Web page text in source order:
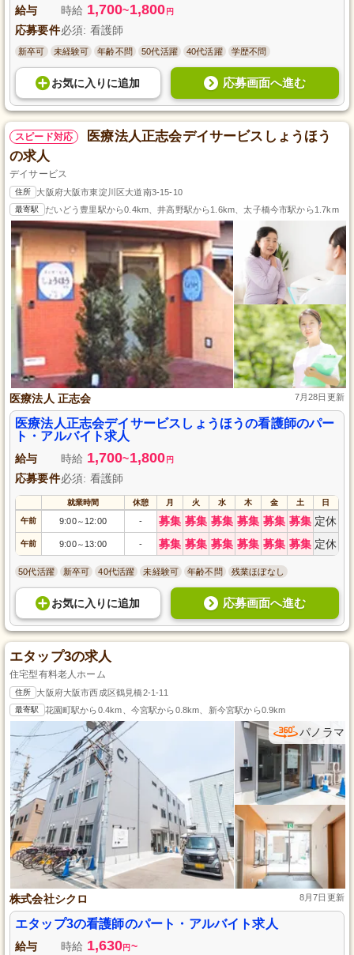
給与 時給 1,700~1,800 円
応募要件必須: 看護師
新卒可 未経験可 年齢不問 50代活躍 40代活躍 学歴不問
お気に入り に追加 応募画面へ進む
スピード対応
医療法人正志会デイサービスしょうほう
の求人
デイサービス
住所 大阪府大阪市東淀川区大道南3-15-10
最寄駅 だいどう豊里駅から0.4km、井高野駅から1.6km、太子橋今市駅から1.7km
医療法人 正志会 7月28日更新
医療法人正志会デイサービスしょうほうの看護師のパー
ト・アルバイト求人
給与 時給 1,700~1,800 円
応募要件必須: 看護師
就業時間 休憩 月 火 水 木 金 土 日
午前 9:00～ 12:00 - 募集 募集 募集 募集 募集 募集 定休
午前 9:00～ 13:00 - 募集 募集 募集 募集 募集 募集 定休
50代活躍 新卒可 40代活躍 未経験可 年齢不問 残業ほぼなし
お気に入り に追加 応募画面へ進む
エタップ3の求人
住宅型有料老人ホーム
住所 大阪府大阪市西成区鶴見橋2-1-11
最寄駅 花園町駅から0.4km、今宮駅から0.8km、新今宮駅から0.9km
パノラマ
株式会社シクロ 8月7日更新
エタップ3の看護師のパート・アルバイト求人
給与 時給 1,630円 ~